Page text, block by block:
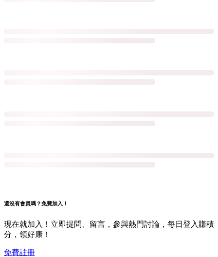
還沒有會員嗎？免費加入！
現在就加入！立即提問、留言，參與熱門討論，每日登入賺積
分，領好康！
免費註冊